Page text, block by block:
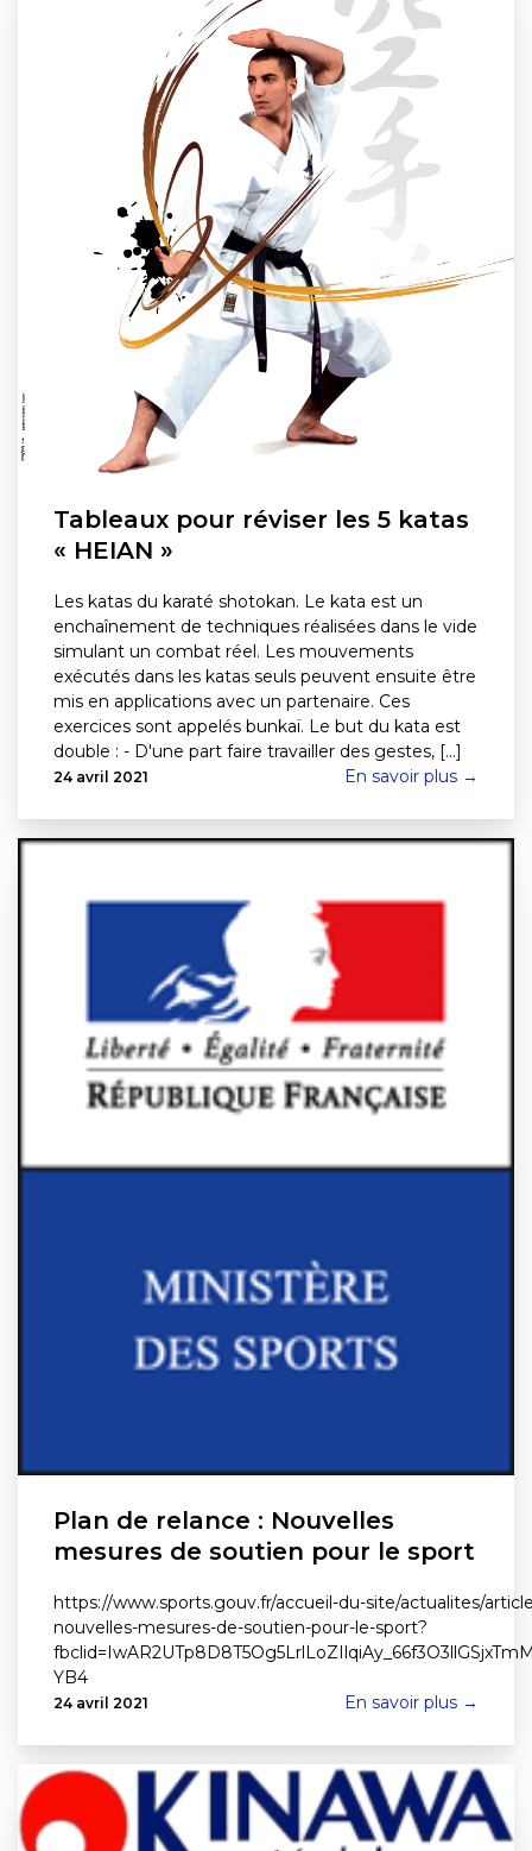
Tableaux pour réviser les 5 katas
« HEIAN »
Les katas du karaté shotokan. Le kata est un
enchaînement de techniques réalisées dans le vide
simulant un combat réel. Les mouvements
exécutés dans les katas seuls peuvent ensuite être
mis en applications avec un partenaire. Ces
exercices sont appelés bunkaï. Le but du kata est
double : - D'une part faire travailler des gestes, [...]
24 avril 2021 En savoir plus →
Plan de relance : Nouvelles
mesures de soutien pour le sport
https://www.sports.gouv.fr/accueil-du-site/actualites/
nouvelles-mesures-de-soutien-pour-le-sport?
YB4
24 avril 2021 En savoir plus →